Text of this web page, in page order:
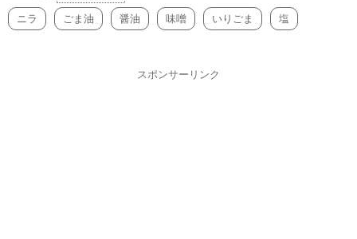
ニラ ごま油 醤油 味噌 いりごま 塩
スポンサーリンク